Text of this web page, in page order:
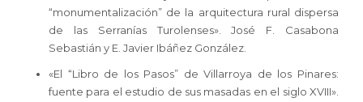
“monumentalización” de la arquitectura rural dispersa
de las Serranías Turolenses». José F. Casabona
Sebastián y E. Javier Ibáñez González.
«El “Libro de los Pasos” de Villarroya de los Pinares:
fuente para el estudio de sus masadas en el siglo XVIII».